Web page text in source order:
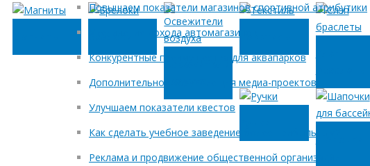
Повышаем показатели магазинов спортивной атрибутики
Увеличение дохода автомагазинов
Конкурентные преимущества для аквапарков
Дополнительное развитие для медиа-проектов
Улучшаем показатели квестов
Как сделать учебное заведение более прибыльным?
Реклама и продвижение общественной организации
Шапочки
для